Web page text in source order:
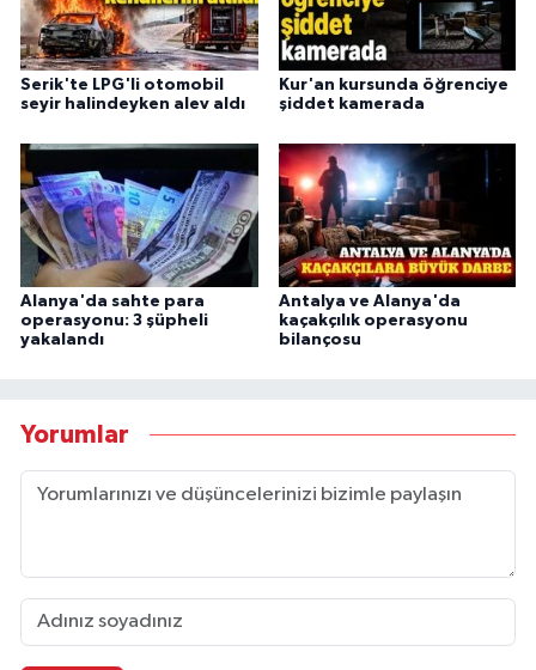
Serik'te LPG'li otomobil
seyir halindeyken alev aldı
Kur'an kursunda öğrenciye
şiddet kamerada
Alanya'da sahte para
operasyonu: 3 şüpheli
yakalandı
Antalya ve Alanya'da
kaçakçılık operasyonu
bilançosu
Yorumlar